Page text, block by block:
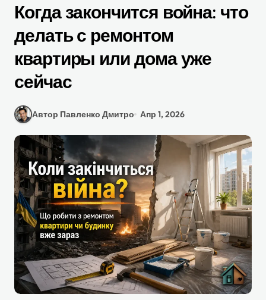
Когда закончится война: что
делать с ремонтом
квартиры или дома уже
сейчас
Автор Павленко Дмитро Апр 1, 2026